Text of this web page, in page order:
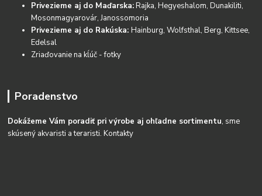
Privezieme aj do Maďarska:Rajka, Hegyeshalom, Dunakiliti,
Mosonmagyarovár, Janossomoria
Privezieme aj do Rakúska:Hainburg, Wolfsthal, Berg, Kittsee,
Edelsal
Zriaďovanie na kĺúč - fotky
Poradenstvo
Dokážeme Vám poradiť pri výrobe aj ohľadne sortimentu, sme
skúsený akvaristi a teraristi.Kontakty